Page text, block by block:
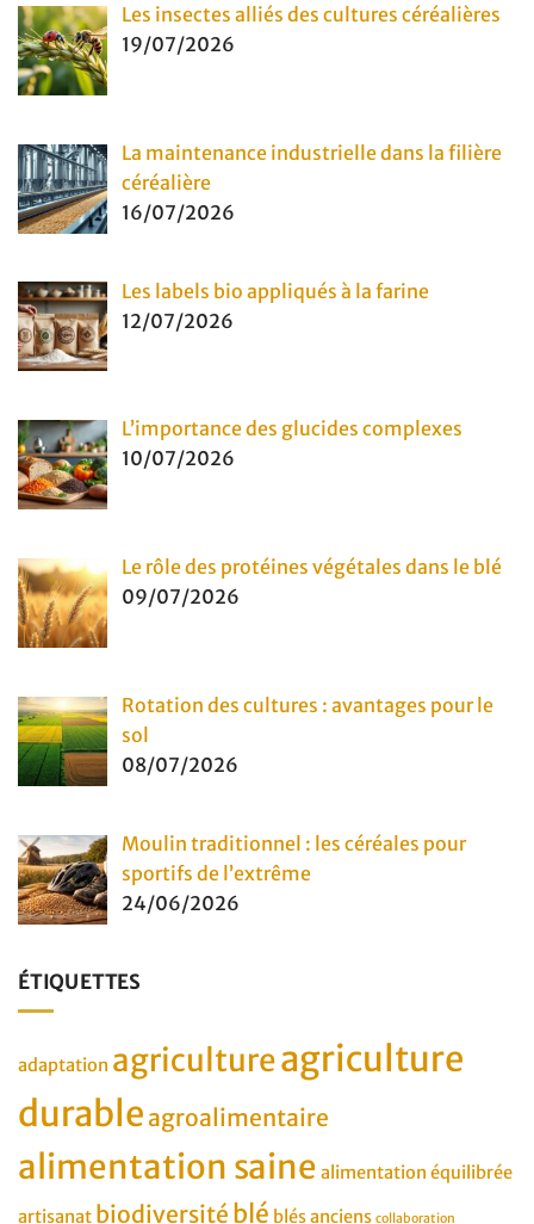
Les insectes alliés des cultures céréalières
19/07/2026
La maintenance industrielle dans la filière
céréalière
16/07/2026
Les labels bio appliqués à la farine
12/07/2026
L’importance des glucides complexes
10/07/2026
Le rôle des protéines végétales dans le blé
09/07/2026
Rotation des cultures : avantages pour le
sol
08/07/2026
Moulin traditionnel : les céréales pour
sportifs de l’extrême
24/06/2026
ÉTIQUETTES
adaptation agricultureagriculture
durable agroalimentaire
alimentation saine alimentation équilibrée
artisanat biodiversité blé blés anciens collaboration